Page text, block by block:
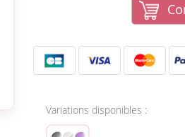
Variations disponibles :